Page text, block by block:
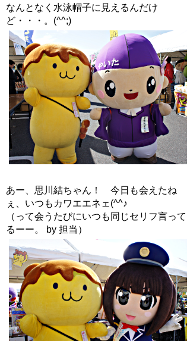
なんとなく水泳帽子に見えるんだけ
ど・・・。(^^;)
あー、思川結ちゃん！ 今日も会えたね
ぇ、いつもカワエエネェ(^^♪
（って会うたびにいつも同じセリフ言って
るーー。 by 担当）